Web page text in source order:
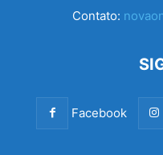
Contato:
Facebook